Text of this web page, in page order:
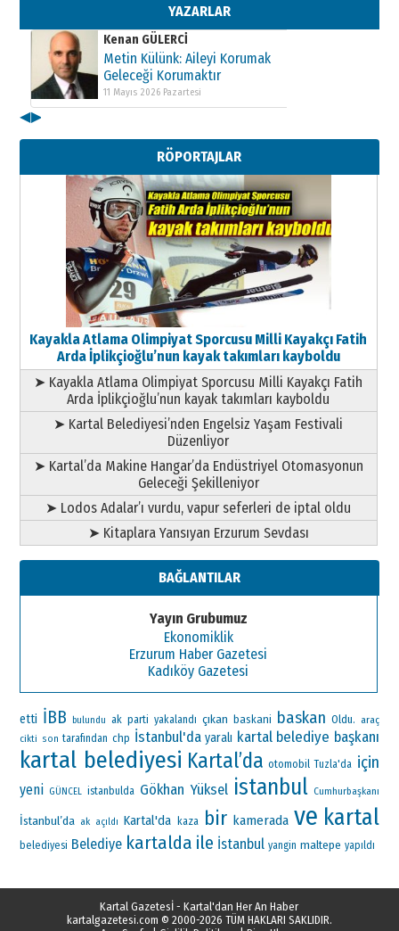
YAZARLAR
11 Mayıs 2026 Pazartesi
Kenan GÜLERCİ
Metin Külünk: Aileyi Korumak
Geleceği Korumaktır
11 Mayıs 2026 Pazartesi
Metin Külünk: Aileyi Korumak
Geleceği Korumaktır
11 Mayıs 2026 Pazartesi
◀▶
RÖPORTAJLAR
Kayakla Atlama Olimpiyat Sporcusu Milli Kayakçı Fatih
Arda İplikçioğlu’nun kayak takımları kayboldu
➤ Kayakla Atlama Olimpiyat Sporcusu Milli Kayakçı Fatih
Arda İplikçioğlu’nun kayak takımları kayboldu
➤ Kartal Belediyesi’nden Engelsiz Yaşam Festivali
Düzenliyor
➤ Kartal’da Makine Hangar’da Endüstriyel Otomasyonun
Geleceği Şekilleniyor
➤ Lodos Adalar’ı vurdu, vapur seferleri de iptal oldu
➤ Kitaplara Yansıyan Erzurum Sevdası
BAĞLANTILAR
Yayın Grubumuz
Ekonomiklik
Erzurum Haber Gazetesi
Kadıköy Gazetesi
etti İBB bulundu ak parti yakalandı çıkan baskani baskan Oldu. araç
cikti son tarafından chp İstanbul'da yaralı kartal belediye başkanı
kartal belediyesi Kartal’da otomobil Tuzla'da için
yeni GÜNCEL istanbulda Gökhan Yüksel istanbul Cumhurbaşkanı
İstanbul’da ak açıldı Kartal'da kaza bir kamerada ve kartal
belediyesi Belediye kartalda ile İstanbul yangin maltepe yapıldı
Kartal Gazetesİ - Kartal'dan Her An Haber
kartalgazetesi.com © 2000-2026 TÜM HAKLARI SAKLIDIR.